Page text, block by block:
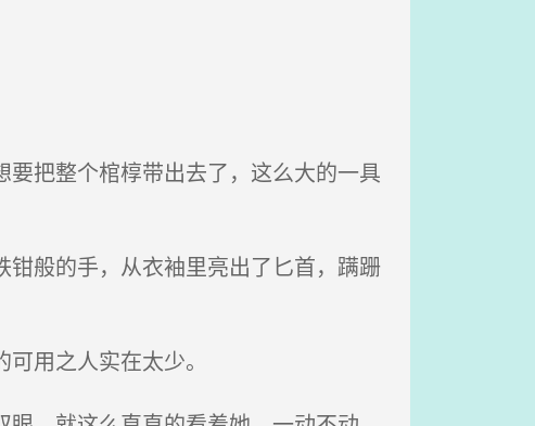
把整个棺椁带出去了，这么大的一具
般的手，从衣袖里亮出了匕首，蹒跚
用之人实在太少。